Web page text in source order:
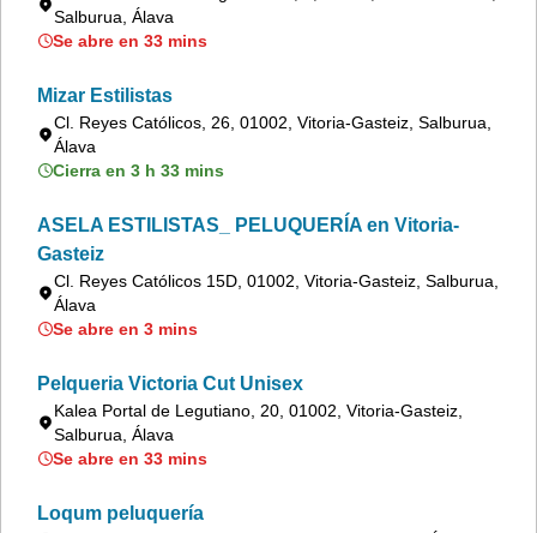
Salburua, Álava
Se abre en 33 mins
Mizar Estilistas
Cl. Reyes Católicos, 26, 01002, Vitoria-Gasteiz, Salburua,
Álava
Cierra en 3 h 33 mins
ASELA ESTILISTAS_ PELUQUERÍA en Vitoria-
Gasteiz
Cl. Reyes Católicos 15D, 01002, Vitoria-Gasteiz, Salburua,
Álava
Se abre en 3 mins
Pelqueria Victoria Cut Unisex
Kalea Portal de Legutiano, 20, 01002, Vitoria-Gasteiz,
Salburua, Álava
Se abre en 33 mins
Loqum peluquería